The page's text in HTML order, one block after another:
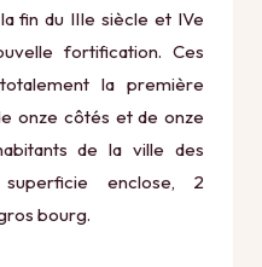
fin du IIIe siècle et IVe
fortification. Ces
la première
onze côtés et de onze
de la ville des
enclose, 2
bourg.